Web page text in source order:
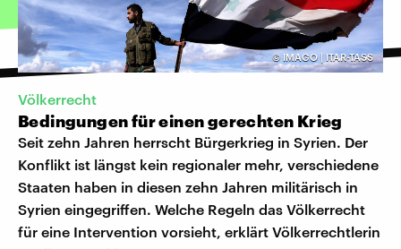
©IMAGO | ITAR-TASS
Völkerrecht
Bedingungen für einen gerechten Krieg
Seit zehn Jahren herrscht Bürgerkrieg in Syrien. Der
Konflikt ist längst kein regionaler mehr, verschiedene
Staaten haben in diesen zehn Jahren militärisch in
Syrien eingegriffen. Welche Regeln das Völkerrecht
für eine Intervention vorsieht, erklärt Völkerrechtlerin